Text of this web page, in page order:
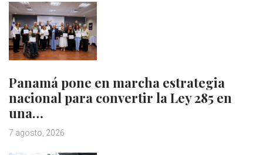
Panamá pone en marcha estrategia
nacional para convertir la Ley 285 en
una…
7 agosto, 2026